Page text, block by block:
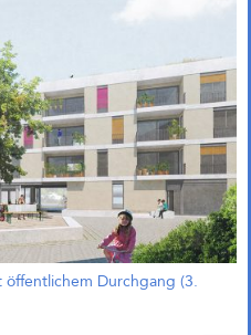
Durchgang (3.